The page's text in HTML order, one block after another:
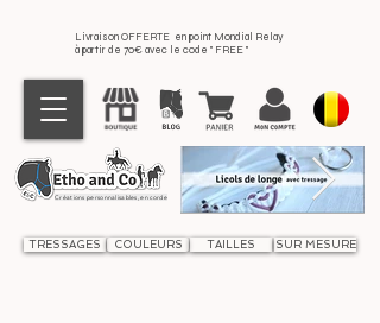
Livraison OFFERTE en point Mondial Relay
à partir de 70€ avec le code " FREE "
Créations personnalisables, en corde
TRESSAGES COULEURS TAILLES SUR MESURE